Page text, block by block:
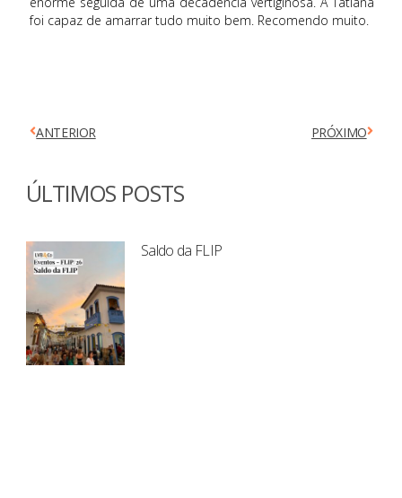
foi capaz de amarrar tudo muito bem. Recomendo muito.
ANTERIOR PRÓXIMO
ÚLTIMOS POSTS
Saldo da FLIP